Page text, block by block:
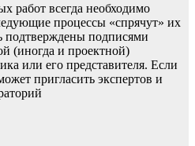
работ всегда необходимо
процессы «спрячут» их
подтверждены подписями
(иногда и проектной)
или его представителя. Если
пригласить экспертов и